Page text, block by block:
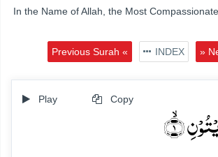
In the Name of Allah, the Most
Previous Surah « INDEX »
Play Copy
ۙ﴿۱﴾